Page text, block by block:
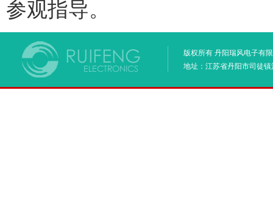
参观指导。
版权所有 丹阳瑞风电子有
地址：江苏省丹阳市司徒